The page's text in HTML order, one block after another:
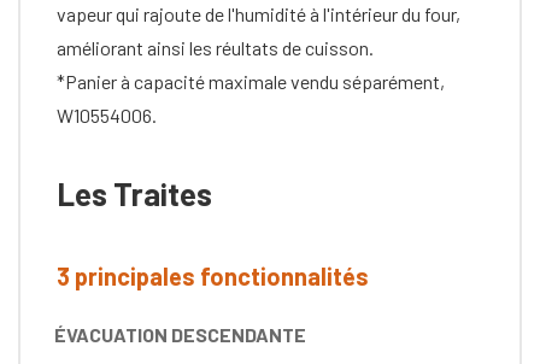
vapeur qui rajoute de l'humidité à l'intérieur du four,
améliorant ainsi les réultats de cuisson.
*Panier à capacité maximale vendu séparément,
W10554006.
Les Traites
3 principales fonctionnalités
ÉVACUATION DESCENDANTE